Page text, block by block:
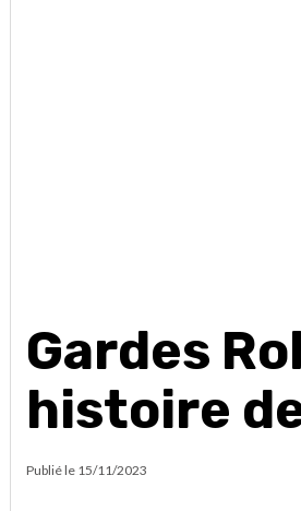
Gardes
histoire
Publié le 15/11/2023